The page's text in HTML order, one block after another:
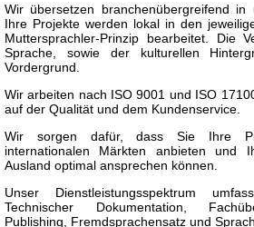
Wir übersetzen branchenübergreifend in
Ihre Projekte werden lokal in den
Muttersprachler-Prinzip bearbeitet. Die
Sprache, sowie der kulturellen
Vordergrund.
Wir arbeiten nach ISO 9001 und ISO
auf der Qualität und dem Kundenservice.
Wir sorgen dafür, dass Sie Ihre
internationalen Märkten anbieten und
Ausland optimal ansprechen können.
Unser Dienstleistungsspektrum
Technischer Dokumentation,
Publishing, Fremdsprachensatz und